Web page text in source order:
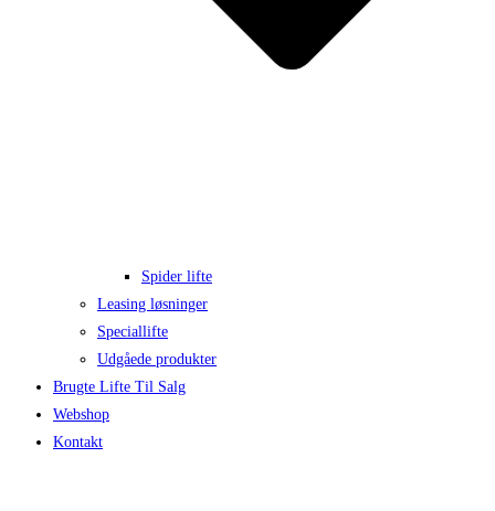
Spider lifte
Leasing løsninger
Speciallifte
Udgåede produkter
Brugte Lifte Til Salg
Webshop
Kontakt